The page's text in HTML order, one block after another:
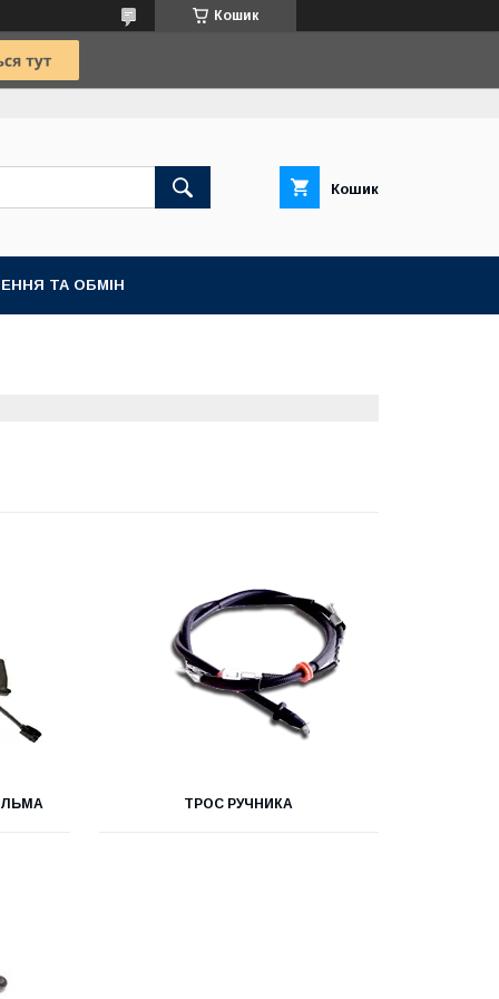
Кошик
Кошик
ТА ОБМІН
ТРОС РУЧНИКА